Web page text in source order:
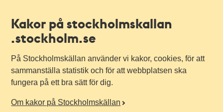
Kakor på stockholmskallan
.stockholm.se
På Stockholmskällan använder vi kakor, cookies, för att
sammanställa statistik och för att webbplatsen ska
fungera på ett bra sätt för dig.
Om kakor på Stockholmskällan